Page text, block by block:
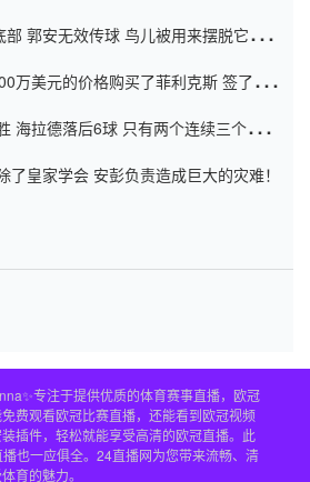
郭安无效传球 鸟儿被用来摆脱它
万美元的价格购买了菲利克斯 签了7年
海拉德落后6球 只有两个连续三个连续
皇家学会 安彭负责造成巨大的灾难！
专注于提供优质的体育赛事直播，欧冠
费观看欧冠比赛直播，还能看到欧冠视频
插件，轻松就能享受高清的欧冠直播。此
也一应俱全。24直播网为您带来流畅、清
育的魅力。